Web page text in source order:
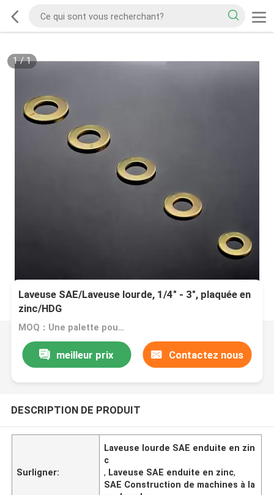
1/1
Laveuse SAE/Laveuse lourde, 1/4" - 3", plaquée en
zinc/HDG
MOQ：Une palette pour une taille
meilleur prix Contactez nous
DESCRIPTION DE PRODUIT
Surligner:
Laveuse lourde SAE enduite en zin
c
, Laveuse SAE enduite en zinc,
SAE Construction de machines à la